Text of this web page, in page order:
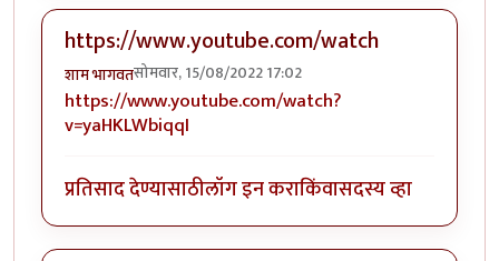
https://www.youtube.com/watch
शाम भागवतसोमवार, 15/08/2022 17:02
https://www.youtube.com/watch?
v=yaHKLWbiqqI
प्रतिसाद देण्यासाठीलॉग इन कराकिंवासदस्य व्हा